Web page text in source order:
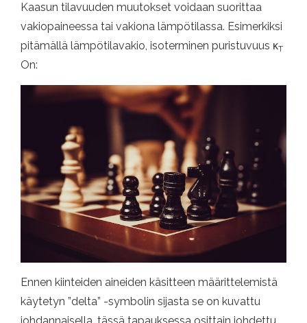
Kaasun tilavuuden muutokset voidaan suorittaa
vakiopaineessa tai vakiona lämpötilassa. Esimerkiksi
pitämällä lämpötilavakio, isoterminen puristuvuus κT
On:
Ennen kiinteiden aineiden käsitteen määrittelemistä
käytetyn ”delta” -symbolin sijasta se on kuvattu